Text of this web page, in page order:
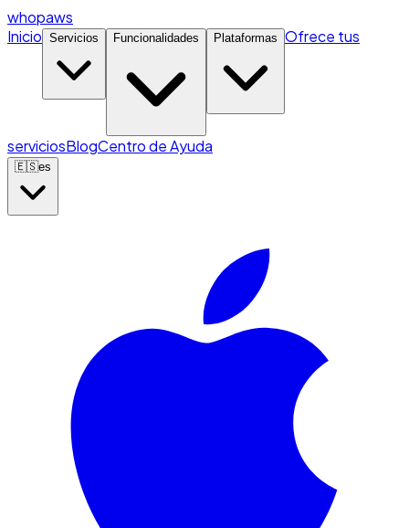
whopaws
Inicio Servicios Funcionalidades Plataformas Ofrece tus
serviciosBlogCentro de Ayuda
🇪🇸es